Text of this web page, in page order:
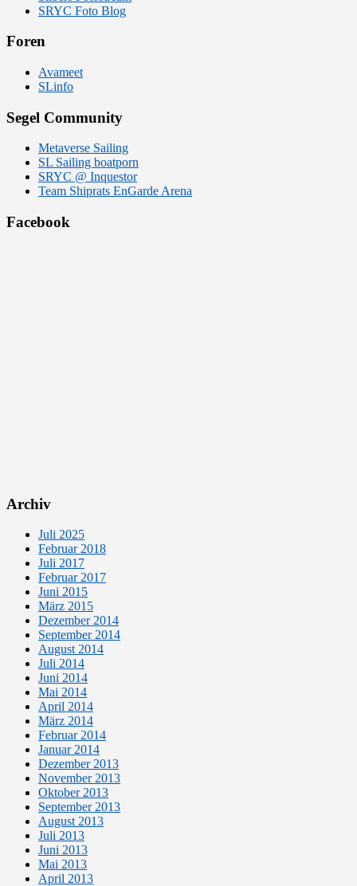
SRYC Foto Blog
Foren
Avameet
SLinfo
Segel Community
Metaverse Sailing
SL Sailing boatporn
SRYC @ Inquestor
Team Shiprats EnGarde Arena
Facebook
Archiv
Juli 2025
Februar 2018
Juli 2017
Februar 2017
Juni 2015
März 2015
Dezember 2014
September 2014
August 2014
Juli 2014
Juni 2014
Mai 2014
April 2014
März 2014
Februar 2014
Januar 2014
Dezember 2013
November 2013
Oktober 2013
September 2013
August 2013
Juli 2013
Juni 2013
Mai 2013
April 2013